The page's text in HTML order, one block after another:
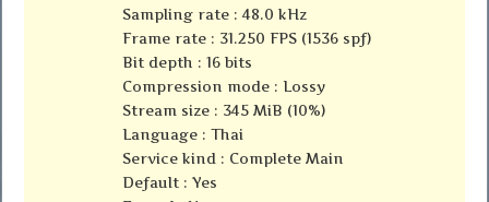
Sampling rate : 48.0 kHz
Frame rate : 31.250 FPS (1536 spf)
Bit depth : 16 bits
Compression mode : Lossy
Stream size : 345 MiB (10%)
Language : Thai
Service kind : Complete Main
Default : Yes